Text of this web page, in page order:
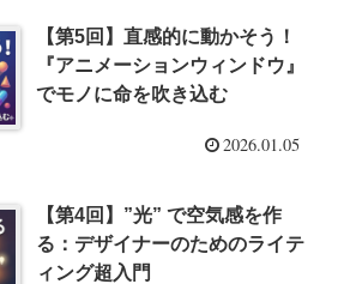
【第5回】直感的に動かそう！
『アニメーションウィンドウ』
でモノに命を吹き込む
2026.01.05
【第4回】”光” で空気感を作
る：デザイナーのためのライテ
ィング超入門